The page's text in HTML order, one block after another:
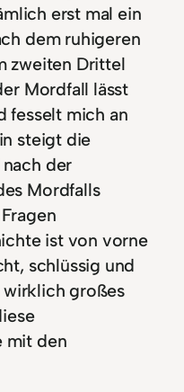
erst mal ein
dem ruhigeren
zweiten Drittel
Mordfall lässt
fesselt mich an
steigt die
der
Mordfalls
ist von vorne
schlüssig und
großes
mit den